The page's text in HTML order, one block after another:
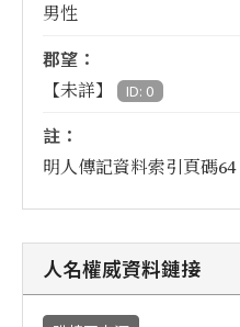
男性
郡望：
【未詳】 ID: 0
註：
明人傳記資料索引頁碼64
人名權威資料鏈接